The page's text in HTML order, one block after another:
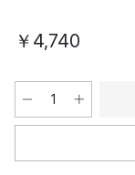
￥4,740